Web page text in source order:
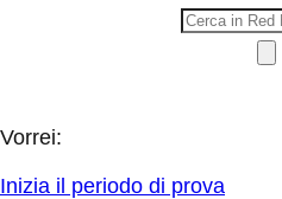
Vorrei:
Inizia il periodo di prova